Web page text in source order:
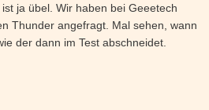
ja übel. Wir haben bei Geeetech
Thunder angefragt. Mal sehen, wann
der dann im Test abschneidet.